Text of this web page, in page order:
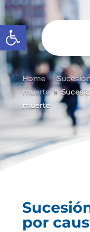
Abrir barra de
Home 9
muerte 9
muerte
por